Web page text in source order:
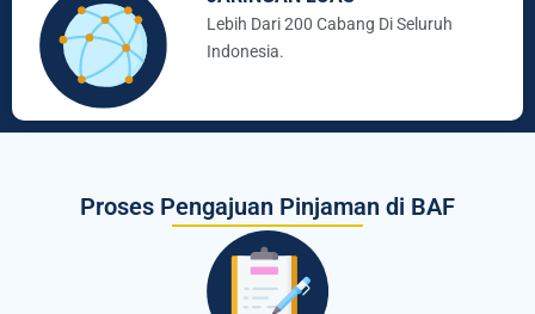
Lebih Dari 200 Cabang Di Seluruh
Indonesia.
Proses Pengajuan Pinjaman di BAF